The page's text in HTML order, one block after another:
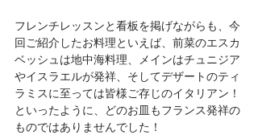
フレンチレッスンと看板を掲げながらも、今
回ご紹介したお料理といえば、前菜のエスカ
ベッシュは地中海料理、メインはチュニジア
やイスラエルが発祥、そしてデザートのティ
ラミスに至っては皆様ご存じのイタリアン！
といったように、どのお皿もフランス発祥の
ものではありませんでした！